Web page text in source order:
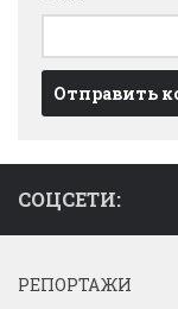
СОЦСЕТИ:
РЕПОРТАЖИ